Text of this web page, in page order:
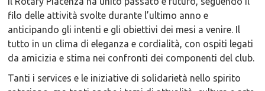
filo delle attività svolte durante l’ultimo anno e
anticipando gli intenti e gli obiettivi dei mesi a venire. Il
tutto in un clima di eleganza e cordialità, con ospiti legati
da amicizia e stima nei confronti dei componenti del club.
Tanti i services e le iniziative di solidarietà nello spirito